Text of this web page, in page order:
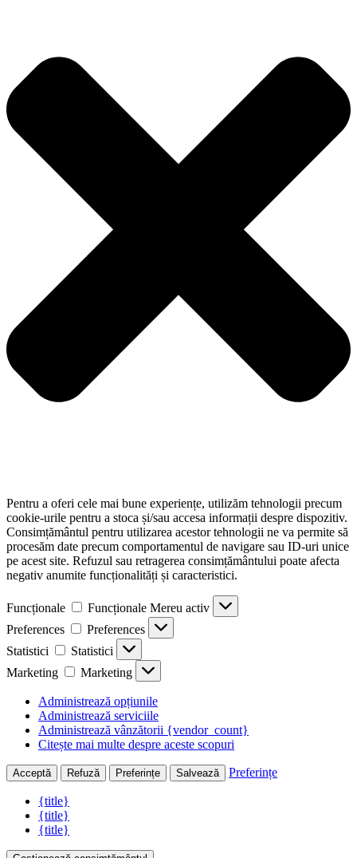
Pentru a oferi cele mai bune experiențe, utilizăm tehnologii precum
cookie-urile pentru a stoca și/sau accesa informații despre dispozitiv.
Consimțământul pentru utilizarea acestor tehnologii ne va permite să
procesăm date precum comportamentul de navigare sau ID-uri unice
pe acest site. Refuzul sau retragerea consimțământului poate afecta
negativ anumite funcționalități și caracteristici.
Funcționale Funcționale Mereu activ
Preferences
Preferences
Statistici
Statistici
Marketing
Marketing
Administrează opțiunile
Administrează serviciile
Administrează vânzătorii {vendor_count}
Citește mai multe despre aceste scopuri
Acceptă Refuză Preferințe Salvează Preferințe
{title}
{title}
{title}